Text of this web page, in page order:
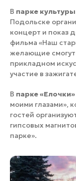
В парке
Подольске
концерт и показ
фильма «Наш
желающие смогут
прикладном
участие в
В парке «Елочки»
моими глазами»,
гостей
гипсовых
парке».